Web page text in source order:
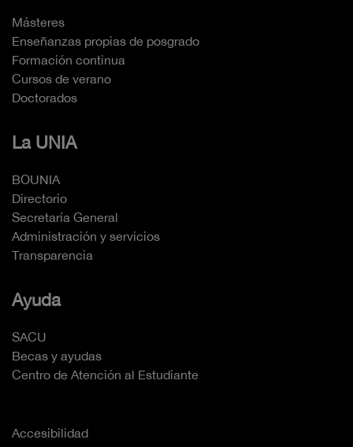
Másteres
Enseñanzas propias de posgrado
Formación continua
Cursos de verano
Doctorados
La UNIA
BOUNIA
Directorio
Secretaría General
Administración y servicios
Transparencia
Ayuda
SACU
Becas y ayudas
Centro de Atención al Estudiante
Accesibilidad